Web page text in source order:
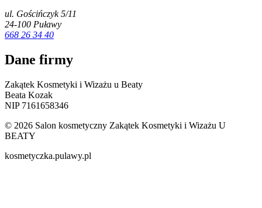
ul. Gościńczyk 5/11
24-100 Puławy
668 26 34 40
Dane firmy
Zakątek Kosmetyki i Wizażu u Beaty
Beata Kozak
NIP 7161658346
© 2026 Salon kosmetyczny Zakątek Kosmetyki i Wizażu U
BEATY
kosmetyczka.pulawy.pl